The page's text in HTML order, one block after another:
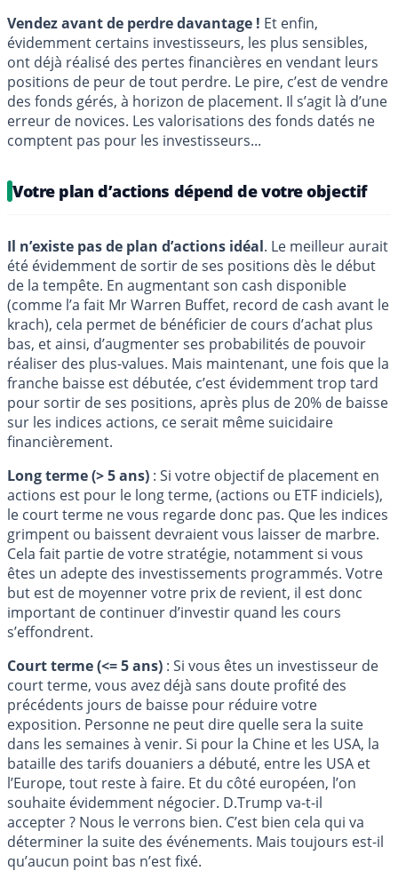
Vendez avant de perdre davantage ! Et enfin,
évidemment certains investisseurs, les plus sensibles,
ont déjà réalisé des pertes financières en vendant leurs
positions de peur de tout perdre. Le pire, c’est de vendre
des fonds gérés, à horizon de placement. Il s’agit là d’une
erreur de novices. Les valorisations des fonds datés ne
comptent pas pour les investisseurs...
Votre plan d’actions dépend de votre objectif
Il n’existe pas de plan d’actions idéal. Le meilleur aurait
été évidemment de sortir de ses positions dès le début
de la tempête. En augmentant son cash disponible
(comme l’a fait Mr Warren Buffet, record de cash avant le
krach), cela permet de bénéficier de cours d’achat plus
bas, et ainsi, d’augmenter ses probabilités de pouvoir
réaliser des plus-values. Mais maintenant, une fois que la
franche baisse est débutée, c’est évidemment trop tard
pour sortir de ses positions, après plus de 20% de baisse
sur les indices actions, ce serait même suicidaire
financièrement.
Long terme (> 5 ans) : Si votre objectif de placement en
actions est pour le long terme, (actions ou ETF indiciels),
le court terme ne vous regarde donc pas. Que les indices
grimpent ou baissent devraient vous laisser de marbre.
Cela fait partie de votre stratégie, notamment si vous
êtes un adepte des investissements programmés. Votre
but est de moyenner votre prix de revient, il est donc
important de continuer d’investir quand les cours
s’effondrent.
Court terme (<= 5 ans) : Si vous êtes un investisseur de
court terme, vous avez déjà sans doute profité des
précédents jours de baisse pour réduire votre
exposition. Personne ne peut dire quelle sera la suite
dans les semaines à venir. Si pour la Chine et les USA, la
bataille des tarifs douaniers a débuté, entre les USA et
l’Europe, tout reste à faire. Et du côté européen, l’on
souhaite évidemment négocier. D.Trump va-t-il
accepter ? Nous le verrons bien. C’est bien cela qui va
déterminer la suite des événements. Mais toujours est-il
qu’aucun point bas n’est fixé.